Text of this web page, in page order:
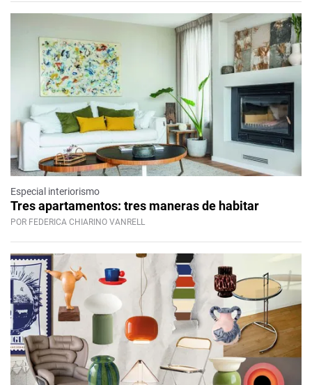
Especial interiorismo
Tres apartamentos: tres maneras de habitar
POR FEDERICA CHIARINO VANRELL